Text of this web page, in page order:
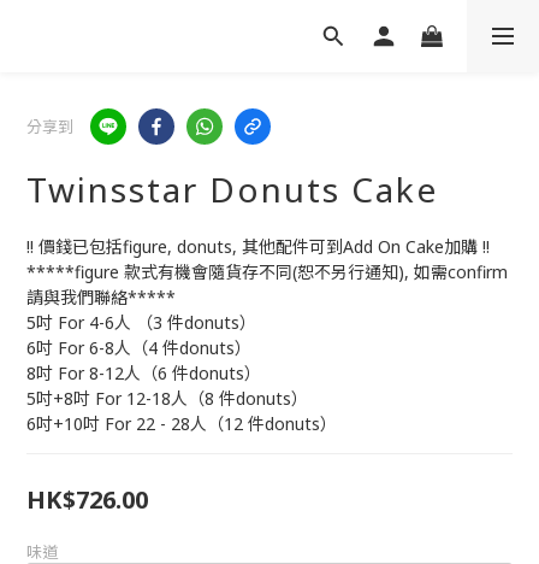
分享到
Twinsstar Donuts Cake
!! 價錢已包括figure, donuts, 其他配件可到Add On Cake加購 !!
*****figure 款式有機會隨貨存不同(恕不另行通知), 如需confirm
請與我們聯絡*****
5吋 For 4-6人 （3 件donuts）
6吋 For 6-8人（4 件donuts）
8吋 For 8-12人（6 件donuts）
5吋+8吋 For 12-18人（8 件donuts）
6吋+10吋 For 22 - 28人（12 件donuts）
HK$726.00
味道